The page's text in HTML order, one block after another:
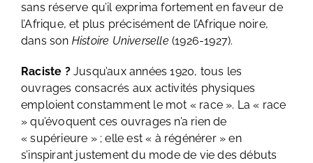
sans réserve qu’il exprima fortement en faveur de
l’Afrique, et plus précisément de l’Afrique noire,
dans son Histoire Universelle (1926-1927).
Raciste ?Jusqu’aux années 1920, tous les
ouvrages consacrés aux activités physiques
emploient constamment le mot « race ». La « race
» qu’évoquent ces ouvrages n’a rien de
« supérieure » ; elle est « à régénérer » en
s’inspirant justement du mode de vie des débuts